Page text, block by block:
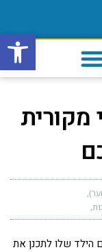
פתח
מקורית
הילד שלו לתכנן את